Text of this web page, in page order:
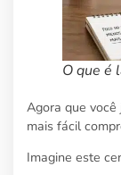
O que é
Agora que você
mais fácil
Imagine este